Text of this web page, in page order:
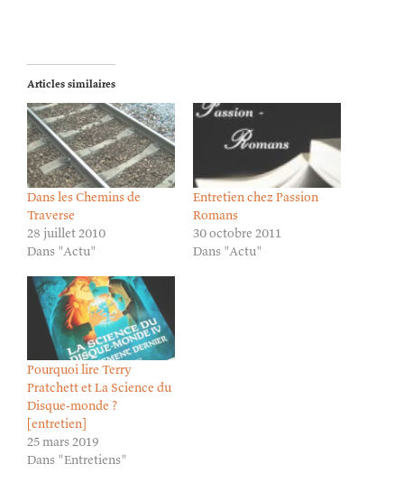
Articles similaires
Dans les Chemins de
Traverse
28 juillet 2010
Dans "Actu"
Entretien chez Passion
Romans
30 octobre 2011
Dans "Actu"
Pourquoi lire Terry
Pratchett et La Science du
Disque-monde ?
[entretien]
25 mars 2019
Dans "Entretiens"